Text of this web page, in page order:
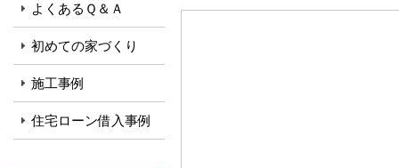
よくあるＱ＆Ａ
初めての家づくり
施工事例
住宅ローン借入事例